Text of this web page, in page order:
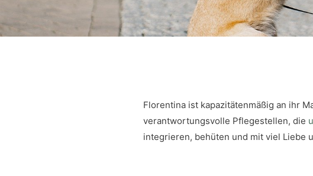
Florentina ist kapazitätenmäßig an ihr
verantwortungsvolle Pflegestellen, die
integrieren, behüten und mit viel Liebe